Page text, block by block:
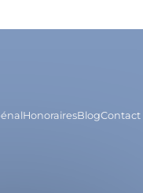
HonorairesBlogContact